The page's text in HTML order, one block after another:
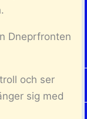
Dneprfronten
och ser
sig med